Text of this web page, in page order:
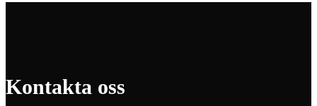
Kontakta oss